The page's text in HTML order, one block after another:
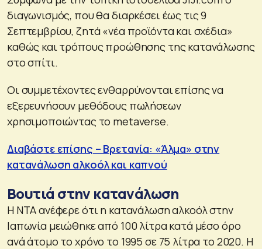
διαγωνισμός, που θα διαρκέσει έως τις 9
Σεπτεμβρίου, ζητά «νέα προϊόντα και σχέδια»
καθώς και τρόπους προώθησης της κατανάλωσης
στο σπίτι.
Οι συμμετέχοντες ενθαρρύνονται επίσης να
εξερευνήσουν μεθόδους πωλήσεων
χρησιμοποιώντας το metaverse.
Διαβάστε επίσης – Βρετανία: «Άλμα» στην
κατανάλωση αλκοόλ και καπνού
Βουτιά στην κατανάλωση
Η NTA ανέφερε ότι η κατανάλωση αλκοόλ στην
Ιαπωνία μειώθηκε από 100 λίτρα κατά μέσο όρο
ανά άτομο το χρόνο το 1995 σε 75 λίτρα το 2020. Η